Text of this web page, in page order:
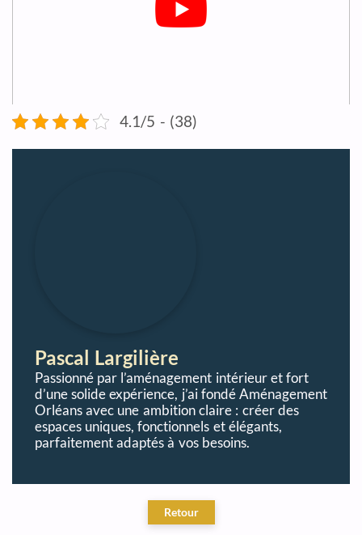
4.1/5 - (38)
Pascal Largilière
Passionné par l’aménagement intérieur et fort
d’une solide expérience, j’ai fondé Aménagement
Orléans avec une ambition claire : créer des
espaces uniques, fonctionnels et élégants,
parfaitement adaptés à vos besoins.